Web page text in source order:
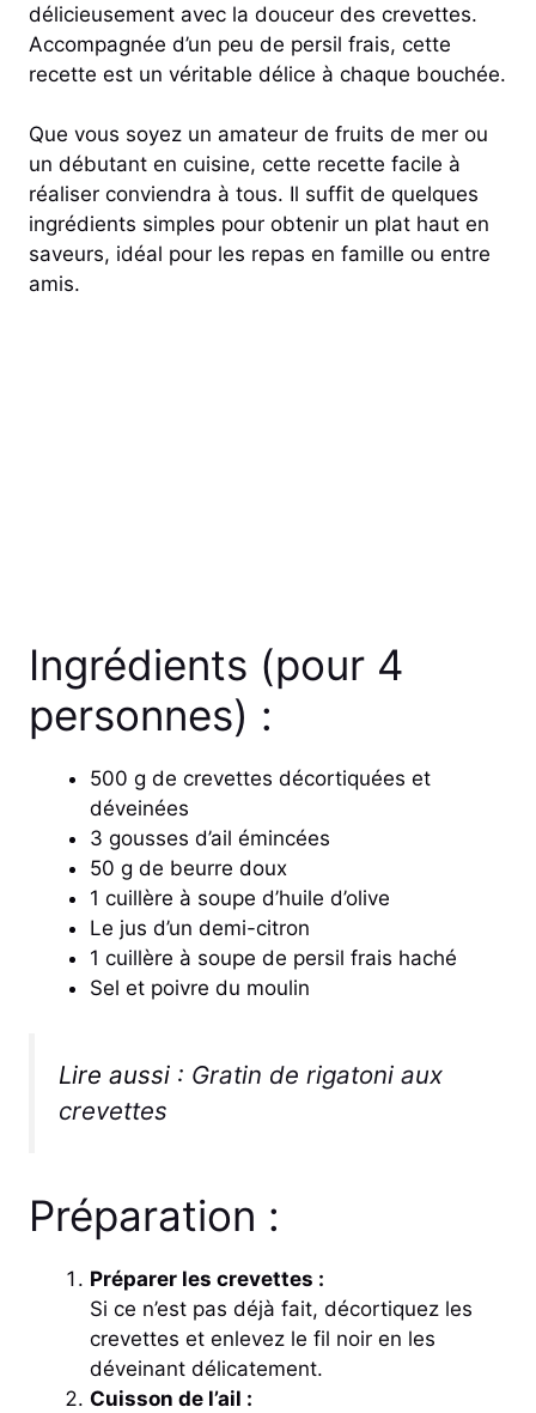
délicieusement avec la douceur des crevettes.
Accompagnée d’un peu de persil frais, cette
recette est un véritable délice à chaque bouchée.
Que vous soyez un amateur de fruits de mer ou
un débutant en cuisine, cette recette facile à
réaliser conviendra à tous. Il suffit de quelques
ingrédients simples pour obtenir un plat haut en
saveurs, idéal pour les repas en famille ou entre
amis.
Ingrédients (pour 4
personnes) :
500 g de crevettes décortiquées et
déveinées
3 gousses d’ail émincées
50 g de beurre doux
1 cuillère à soupe d’huile d’olive
Le jus d’un demi-citron
1 cuillère à soupe de persil frais haché
Sel et poivre du moulin
Lire aussi : Gratin de rigatoni aux
crevettes
Préparation :
Préparer les crevettes :
Si ce n’est pas déjà fait, décortiquez les
crevettes et enlevez le fil noir en les
déveinant délicatement.
Cuisson de l’ail :